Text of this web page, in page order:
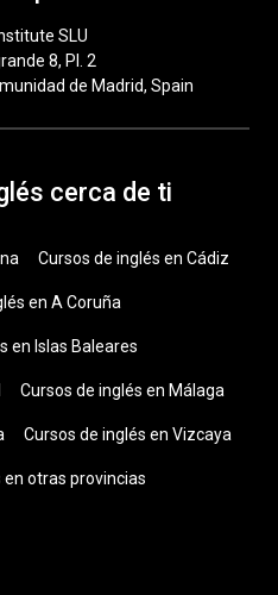
SLU
8, Pl. 2
de Madrid, Spain
cerca de ti
Cursos de inglés en Cádiz
en A Coruña
en Islas Baleares
Cursos de inglés en Málaga
Cursos de inglés en Vizcaya
en otras provincias